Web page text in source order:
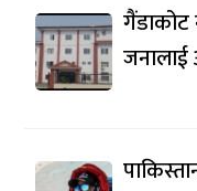
गैंडाकोट
जनालाई